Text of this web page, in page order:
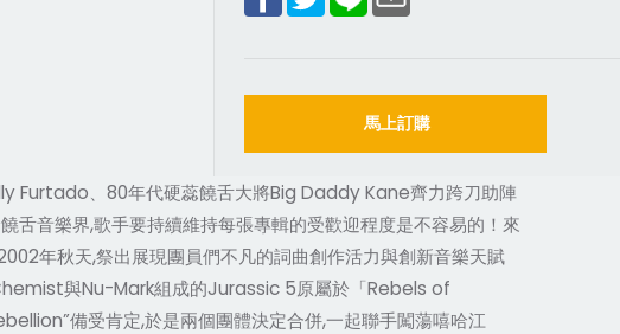
馬上訂購
Furtado、80年代硬蕊饒舌大將Big Daddy Kane齊力跨刀助陣
音樂界,歌手要持續維持每張專輯的受歡迎程度是不容易的！來
年秋天,祭出展現團員們不凡的詞曲創作活力與創新音樂天賦
與Nu-Mark組成的Jurassic 5原屬於「Rebels of
備受肯定,於是兩個團體決定合併,一起聯手闖蕩嘻哈江